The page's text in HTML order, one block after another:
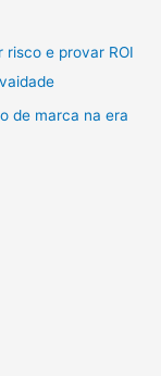
risco e provar ROI
de marca na era